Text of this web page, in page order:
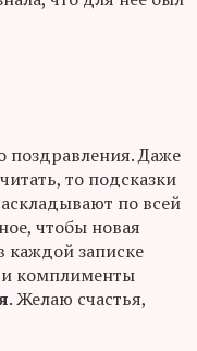
поздравления. Даже
то подсказки
по всей
чтобы новая
каждой записке
комплименты
. Желаю счастья,